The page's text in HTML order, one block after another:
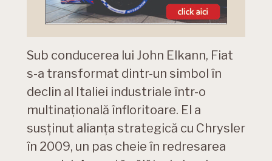
Sub conducerea lui John Elkann, Fiat
s-a transformat dintr-un simbol în
declin al Italiei industriale într-o
multinațională înfloritoare. El a
susținut alianța strategică cu Chrysler
în 2009, un pas cheie în redresarea